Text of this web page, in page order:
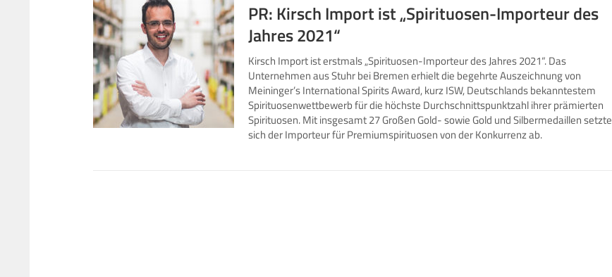
PR: Kirsch Import ist „Spirituosen-Importeur des
Jahres 2021“
Kirsch Import ist erstmals „Spirituosen-Importeur des Jahres 2021“. Das
Unternehmen aus Stuhr bei Bremen erhielt die begehrte Auszeichnung von
Meininger’s International Spirits Award, kurz ISW, Deutschlands bekanntestem
Spirituosenwettbewerb für die höchste Durchschnittspunktzahl ihrer prämierten
Spirituosen. Mit insgesamt 27 Großen Gold- sowie Gold und Silbermedaillen setzte
sich der Importeur für Premiumspirituosen von der Konkurrenz ab.